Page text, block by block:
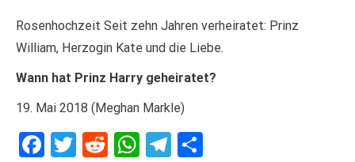
Rosenhochzeit Seit zehn Jahren verheiratet: Prinz
William, Herzogin Kate und die Liebe.
Wann hat Prinz Harry geheiratet?
19. Mai 2018 (Meghan Markle)
Facebook
Twitter
RedditWhatsApp
Telegram